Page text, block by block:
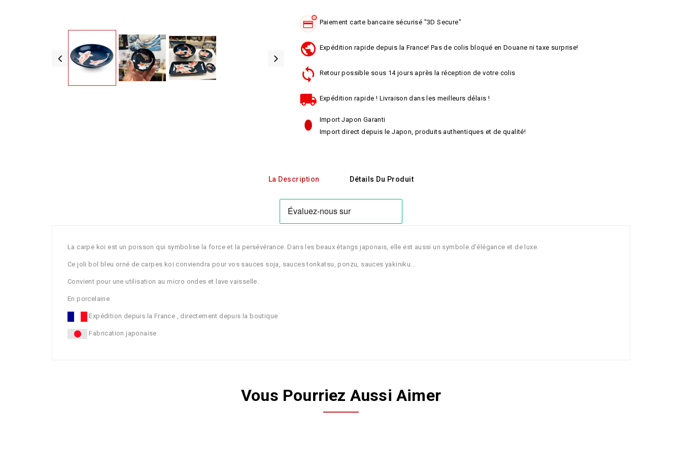
Paiement carte bancaire sécurisé "3D Secure"
Expédition rapide depuis la France! Pas de colis bloqué en Douane ni taxe surprise!
Retour possible sous 14 jours après la réception de votre colis
Expédition rapide ! Livraison dans les meilleurs délais !
Import Japon Garanti
Import direct depuis le Japon, produits authentiques et de qualité!
La Description Détails Du Produit
La carpe koi est un poisson qui symbolise la force et la persévérance. Dans les beaux étangs japonais, elle est aussi un symbole d'élégance et de luxe.
Ce joli bol bleu orné de carpes koi conviendra pour vos sauces soja, sauces tonkatsu, ponzu, sauces yakiniku...
Convient pour une utilisation au micro ondes et lave vaisselle.
En porcelaine
Expédition depuis la France , directement depuis la boutique
Fabrication japonaise
Vous Pourriez Aussi Aimer